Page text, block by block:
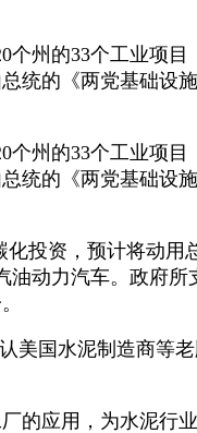
州的33个工业项
统的《两党基础设
州的33个工业项
统的《两党基础设
资，预计将动用
动力汽车。政府
国水泥制造商等
应用，为水泥行